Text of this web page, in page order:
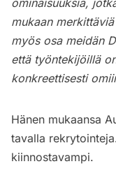
mukaan
myös osa meidän
että työntekijöillä
konkreettisesti
Hänen mukaansa
tavalla
kiinnostavampi.